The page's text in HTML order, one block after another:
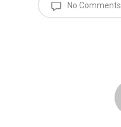
No Comments